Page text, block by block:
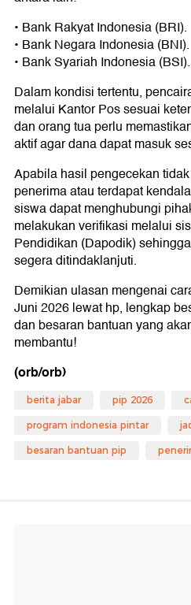
• Bank Rakyat Indonesia (BRI).
• Bank Negara Indonesia (BNI).
• Bank Syariah Indonesia (BSI).
Dalam kondisi tertentu,
melalui Kantor Pos sesuai
dan orang tua perlu
aktif agar dana dapat masuk
Apabila hasil pengecekan
penerima atau terdapat
siswa dapat menghubungi
melakukan verifikasi melalui
Pendidikan (Dapodik)
segera ditindaklanjuti.
Demikian ulasan mengenai
Juni 2026 lewat hp, lengkap
dan besaran bantuan yang
membantu!
(orb/orb)
berita jabar pip 2026
program indonesia pintar
besaran bantuan pip